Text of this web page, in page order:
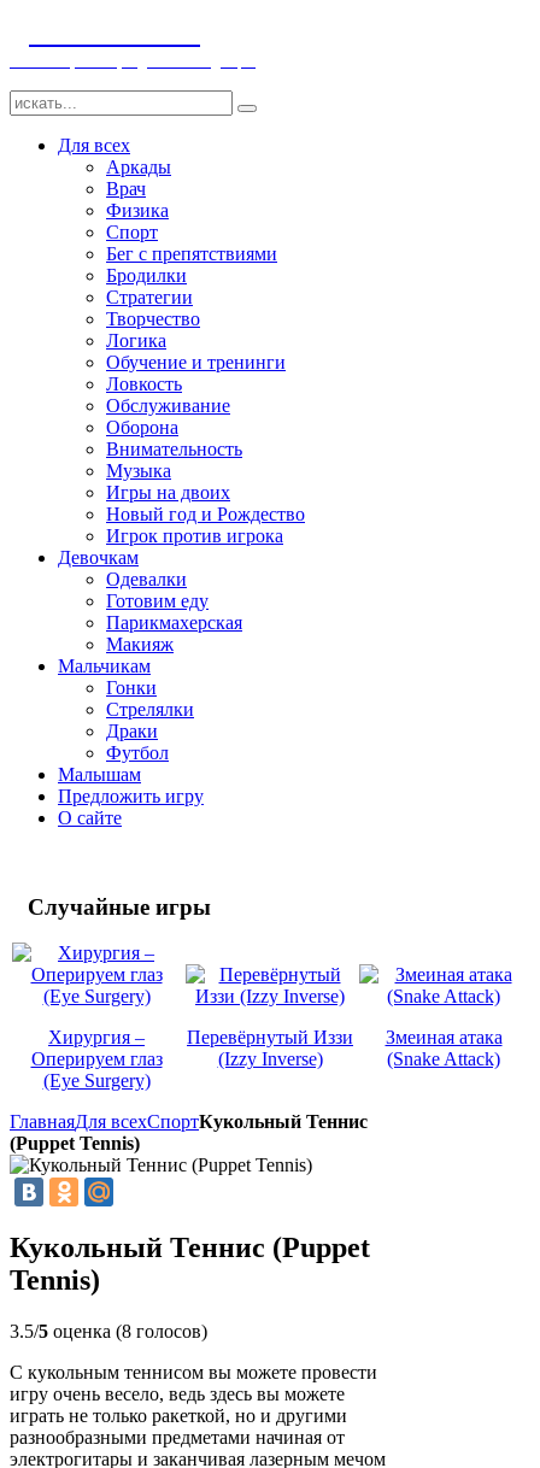
Для всех
Аркады
Врач
Физика
Спорт
Бег с препятствиями
Бродилки
Стратегии
Творчество
Логика
Обучение и тренинги
Ловкость
Обслуживание
Оборона
Внимательность
Музыка
Игры на двоих
Новый год и Рождество
Игрок против игрока
Девочкам
Одевалки
Готовим еду
Парикмахерская
Макияж
Мальчикам
Гонки
Стрелялки
Драки
Футбол
Малышам
Предложить игру
О сайте
Случайные игры
Хирургия –
Оперируем глаз
(Eye Surgery)
Перевёрнутый Иззи
(Izzy Inverse)
Змеиная атака
(Snake Attack)
ГлавнаяДля всехСпортКукольный Теннис
(Puppet Tennis)
Кукольный Теннис (Puppet
Tennis)
3.5/5 оценка (8 голосов)
С кукольным теннисом вы можете провести
игру очень весело, ведь здесь вы можете
играть не только ракеткой, но и другими
разнообразными предметами начиная от
электрогитары и заканчивая лазерным мечом